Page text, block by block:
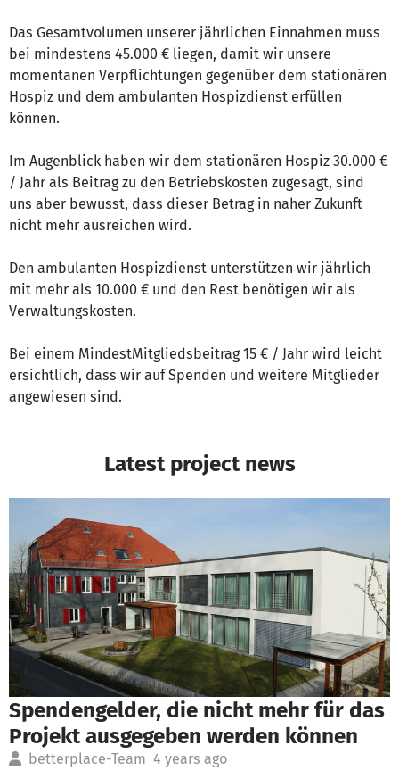
Das Gesamtvolumen unserer jährlichen Einnahmen muss
bei mindestens 45.000 € liegen, damit wir unsere
momentanen Verpflichtungen gegenüber dem stationären
Hospiz und dem ambulanten Hospizdienst erfüllen
können.
Im Augenblick haben wir dem stationären Hospiz 30.000 €
/ Jahr als Beitrag zu den Betriebskosten zugesagt, sind
uns aber bewusst, dass dieser Betrag in naher Zukunft
nicht mehr ausreichen wird.
Den ambulanten Hospizdienst unterstützen wir jährlich
mit mehr als 10.000 € und den Rest benötigen wir als
Verwaltungskosten.
Bei einem Mindest­Mitgliedsbeitrag 15 € / Jahr wird leicht
ersichtlich, dass wir auf Spenden und weitere Mitglieder
angewiesen sind.
Latest project news
Spendengelder, die nicht mehr für das
Projekt ausgegeben werden können
betterplace-Team 4 years ago